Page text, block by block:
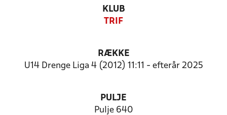
KLUB
TRIF
RÆKKE
U14 Drenge Liga 4 (2012) 11:11 - efterår 2025
PULJE
Pulje 640